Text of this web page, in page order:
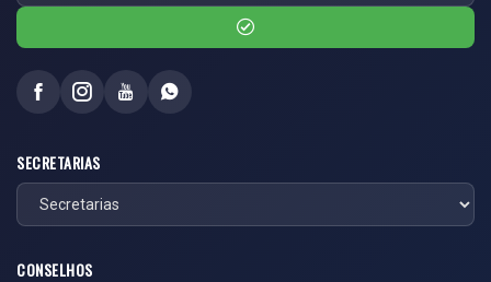
SECRETARIAS
CONSELHOS